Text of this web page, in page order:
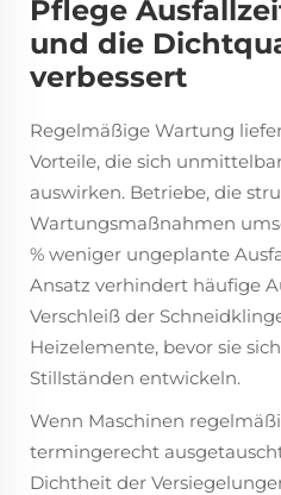
Pflege
und die
verbessert
Regelmäßige Wartung
Vorteile, die sich
auswirken. Betriebe, die
Wartungsmaßnahmen
% weniger ungeplante
Ansatz verhindert häufige
Verschleiß der
Heizelemente, bevor sie
Stillständen entwickeln.
Wenn Maschinen
termingerecht
Dichtheit der